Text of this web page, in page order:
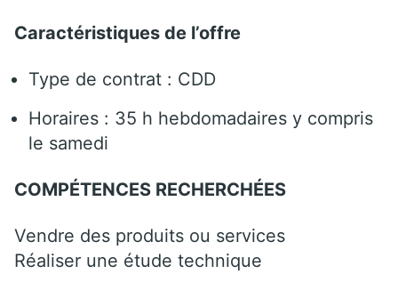
Caractéristiques de l’offre
Type de contrat : CDD
Horaires : 35 h hebdomadaires y compris
le samedi
COMPÉTENCES RECHERCHÉES
Vendre des produits ou services
Réaliser une étude technique